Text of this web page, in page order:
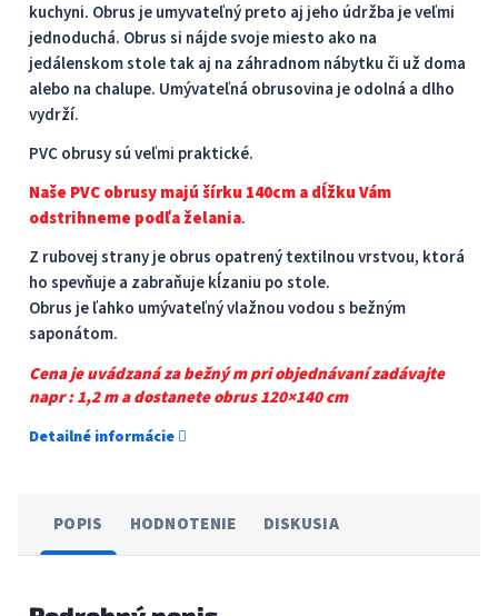
kuchyni. Obrus je umyvateľný preto aj jeho údržba je veľmi
jednoduchá. Obrus ​​si nájde svoje miesto ako na
jedálenskom stole tak aj na záhradnom nábytku či už doma
alebo na chalupe. Umývateľná obrusovina je odolná a dlho
vydrží.
PVC obrusy sú veľmi praktické.
Naše PVC obrusy majú šírku 140cm a dĺžku Vám
odstrihneme podľa želania.
Z rubovej strany je obrus opatrený textilnou vrstvou, ktorá
ho spevňuje a zabraňuje kĺzaniu po stole.
Obrus je ľahko umývateľný vlažnou vodou s bežným
saponátom.
Cena je uvádzaná za bežný m pri objednávaní zadávajte
napr : 1,2 m a dostanete obrus 120×140 cm
Detailné informácie
POPIS HODNOTENIE DISKUSIA